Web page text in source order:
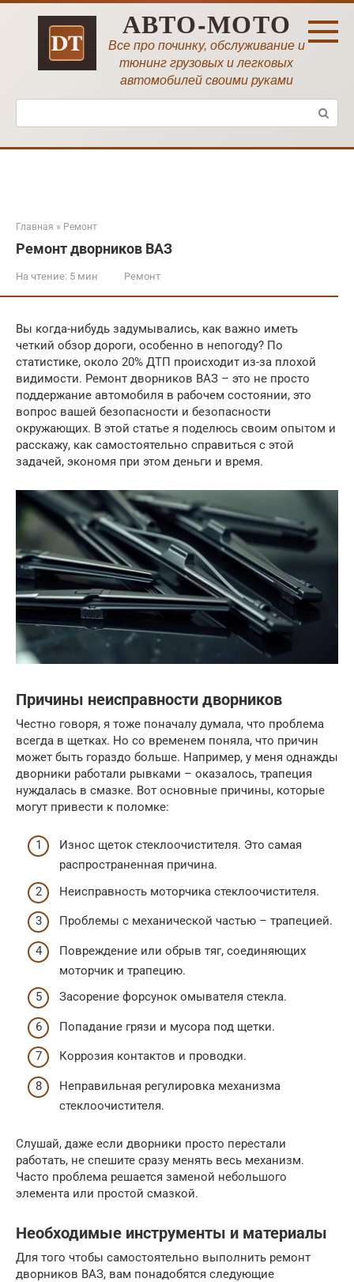
Перейти
АВТО-МОТО
Все про починку, обслуживание и
тюнинг грузовых и легковых
автомобилей своими руками
Поиск:
Главная » Ремонт
Ремонт дворников ВАЗ
На чтение: 5 мин Ремонт
Вы когда-нибудь задумывались, как важно иметь
четкий обзор дороги, особенно в непогоду? По
статистике, около 20% ДТП происходит из-за плохой
видимости. Ремонт дворников ВАЗ – это не просто
поддержание автомобиля в рабочем состоянии, это
вопрос вашей безопасности и безопасности
окружающих. В этой статье я поделюсь своим опытом и
расскажу, как самостоятельно справиться с этой
задачей, экономя при этом деньги и время.
Причины неисправности дворников
Честно говоря, я тоже поначалу думала, что проблема
всегда в щетках. Но со временем поняла, что причин
может быть гораздо больше. Например, у меня однажды
дворники работали рывками – оказалось, трапеция
нуждалась в смазке. Вот основные причины, которые
могут привести к поломке:
Износ щеток стеклоочистителя. Это самая
распространенная причина.
Неисправность моторчика стеклоочистителя.
Проблемы с механической частью – трапецией.
Повреждение или обрыв тяг, соединяющих
моторчик и трапецию.
Засорение форсунок омывателя стекла.
Попадание грязи и мусора под щетки.
Коррозия контактов и проводки.
Неправильная регулировка механизма
стеклоочистителя.
Слушай, даже если дворники просто перестали
работать, не спешите сразу менять весь механизм.
Часто проблема решается заменой небольшого
элемента или простой смазкой.
Необходимые инструменты и материалы
Для того чтобы самостоятельно выполнить ремонт
дворников ВАЗ, вам понадобятся следующие